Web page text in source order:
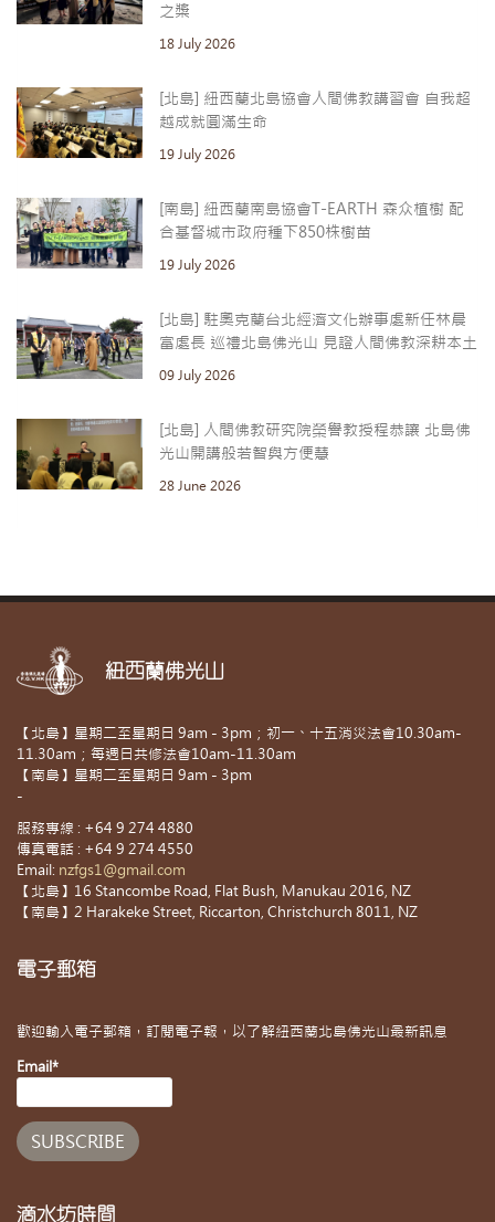
之槳
18 July 2026
[北島] 紐西蘭北島協會人間佛教講習會 自我超
越成就圓滿生命
19 July 2026
[南島] 紐西蘭南島協會T-EARTH 森众植樹 配
合基督城市政府種下850株樹苗
19 July 2026
[北島] 駐奧克蘭台北經濟文化辦事處新任林晨
富處長 巡禮北島佛光山 見證人間佛教深耕本土
09 July 2026
[北島] 人間佛教研究院榮譽教授程恭讓 北島佛
光山開講般若智與方便慧
28 June 2026
紐西蘭佛光山
【北島】星期二至星期日 9am - 3pm；初一、十五消災法會10.30am-
11.30am；每週日共修法會10am-11.30am
【南島】星期二至星期日 9am - 3pm
-
服務專線 : +64 9 274 4880
傳真電話 : +64 9 274 4550
Email: nzfgs1@gmail.com
【北島】16 Stancombe Road, Flat Bush, Manukau 2016, NZ
【南島】2 Harakeke Street, Riccarton, Christchurch 8011, NZ
電子郵箱
歡迎輸入電子郵箱，訂閱電子報，以了解紐西蘭北島佛光山最新訊息
Email*
滴水坊時間